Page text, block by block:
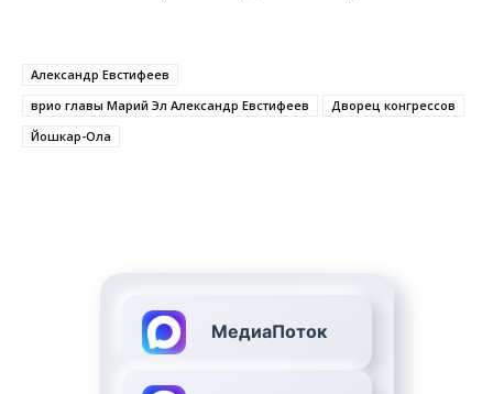
Александр Евстифеев
врио главы Марий Эл Александр Евстифеев
Дворец конгрессов
Йошкар-Ола
МедиаПоток